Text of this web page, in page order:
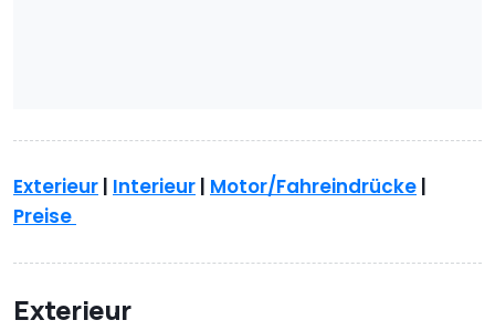
Exterieur | Interieur | Motor/Fahreindrücke |
Preise
Exterieur